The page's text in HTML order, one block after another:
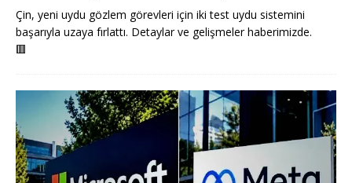
Çin, yeni uydu gözlem görevleri için iki test uydu sistemini
başarıyla uzaya fırlattı. Detaylar ve gelişmeler haberimizde.
🟥